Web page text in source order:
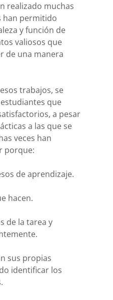
realizado muchas
han permitido
y función de
valiosos que
de una manera
trabajos, se
que
a pesar
a las que se
veces han
porque:
de aprendizaje.
hacen.
de la tarea y
sus propias
identificar los